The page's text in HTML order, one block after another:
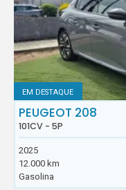
EM DESTAQUE
PEUGEOT 208
101CV - 5P
2025
12.000 km
Gasolina